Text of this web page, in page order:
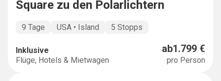
Square zu den Polarlichtern
9 Tage USA • Island 5 Stopps
Inklusive
Flüge, Hotels & Mietwagen
ab1.799 €
pro Person